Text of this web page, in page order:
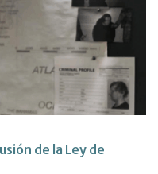
de la Ley de